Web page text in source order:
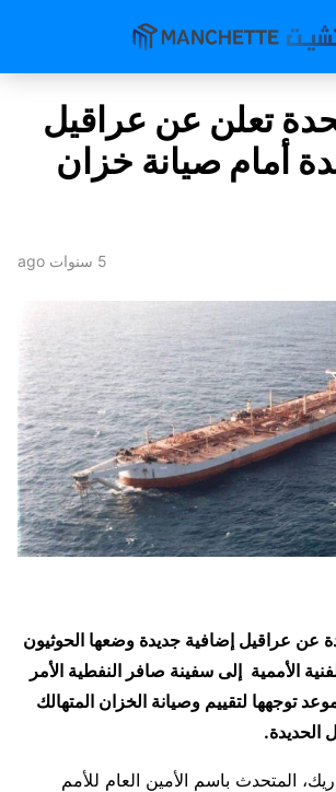
تعلن عن عراقيل
أمام صيانة خزان
5 سنوات ago
عن عراقيل إضافية جديدة وضعها الحوثيون
الأممية إلى سفينة صافر النفطية الأمر
توجهها لتقييم وصيانة الخزان المتهالك
الحديدة.
المتحدث باسم الأمين العام للأمم